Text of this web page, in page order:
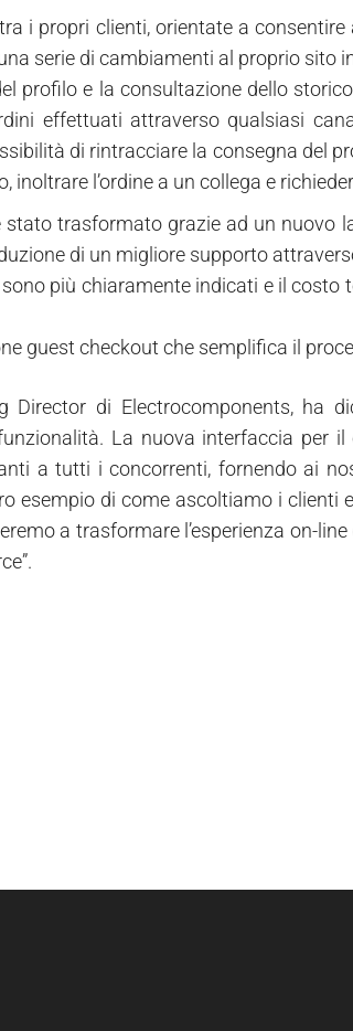
i propri clienti, orientate a
serie di cambiamenti al proprio sito
profilo e la consultazione dello
effettuati attraverso qualsiasi
di rintracciare la consegna del
inoltrare l’ordine a un collega e
stato trasformato grazie ad un nuovo
di un migliore supporto
più chiaramente indicati e il costo
guest checkout che semplifica il
Director di Electrocomponents, ha
La nuova interfaccia per
a tutti i concorrenti, fornendo ai
esempio di come ascoltiamo i clienti
a trasformare l’esperienza on-